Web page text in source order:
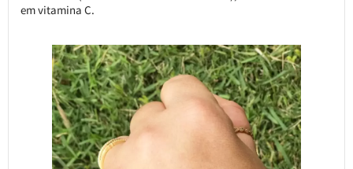
em vitamina C.